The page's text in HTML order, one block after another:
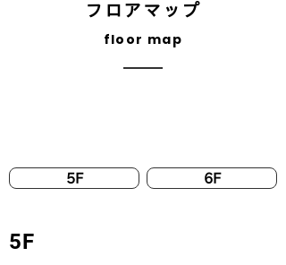
フロアマップ
floor map
5F 6F
5F